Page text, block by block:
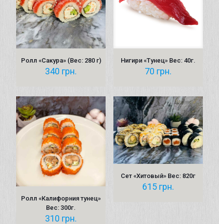
Ролл «Сакура» (Вес: 280 г)
340 грн.
Нигири «Тунец» Вес: 40г.
70 грн.
Ролл «Калифорния тунец»
Вес: 300г.
310 грн.
Сет «Хитовый» Вес: 820г
615 грн.